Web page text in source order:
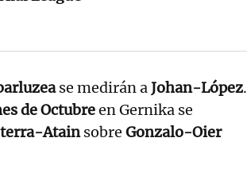
se medirán aJohan-López.
de Octubreen Gernika se
Atainsobre Gonzalo-Oier